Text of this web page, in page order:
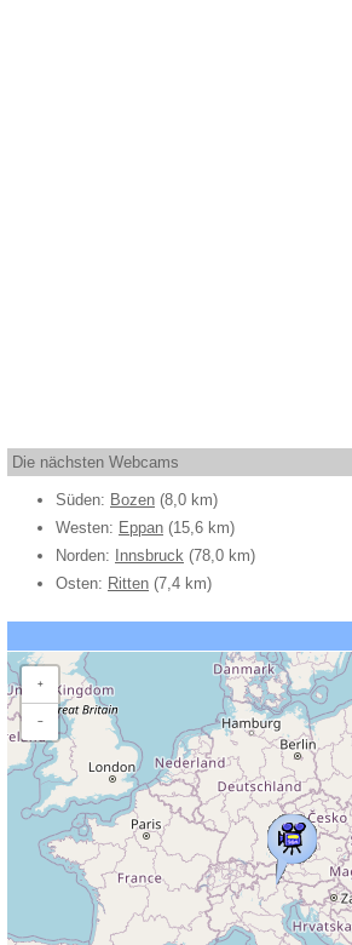
Die nächsten Webcams
Süden: Bozen (8,0 km)
Westen: Eppan (15,6 km)
Norden: Innsbruck (78,0 km)
Osten: Ritten (7,4 km)
+
−